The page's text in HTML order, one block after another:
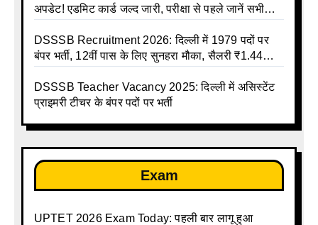
अपडेट! एडमिट कार्ड जल्द जारी, परीक्षा से पहले जानें सभी
DSSSB Recruitment 2026: दिल्ली में 1979 पदों पर
बंपर भर्ती, 12वीं पास के लिए सुनहरा मौका, सैलरी ₹1.44
DSSSB Teacher Vacancy 2025: दिल्ली में असिस्टेंट
प्राइमरी टीचर के बंपर पदों पर भर्ती
Exam
UPTET 2026 Exam Today: पहली बार लागू हुआ